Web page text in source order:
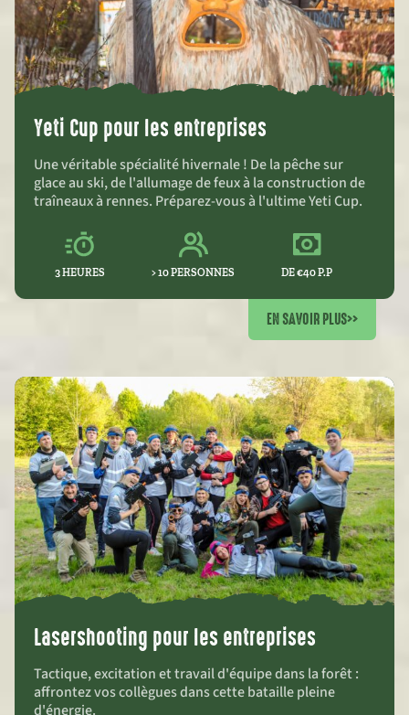
Yeti Cup pour les entreprises
Une véritable spécialité hivernale ! De la pêche sur
glace au ski, de l'allumage de feux à la construction de
traîneaux à rennes. Préparez-vous à l'ultime Yeti Cup.
3 HEURES > 10 PERSONNES DE €40 P.P
EN SAVOIR PLUS>>
Lasershooting pour les entreprises
Tactique, excitation et travail d'équipe dans la forêt :
affrontez vos collègues dans cette bataille pleine
d'énergie.